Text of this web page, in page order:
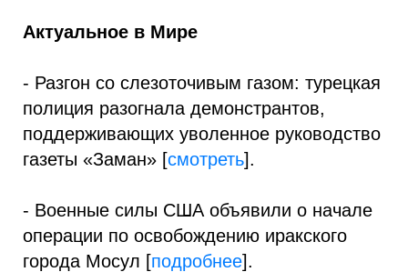
Актуальное в Мире
- Разгон со слезоточивым газом: турецкая
полиция разогнала демонстрантов,
поддерживающих уволенное руководство
газеты «Заман» [смотреть].
- Военные силы США объявили о начале
операции по освобождению иракского
города Мосул [подробнее].